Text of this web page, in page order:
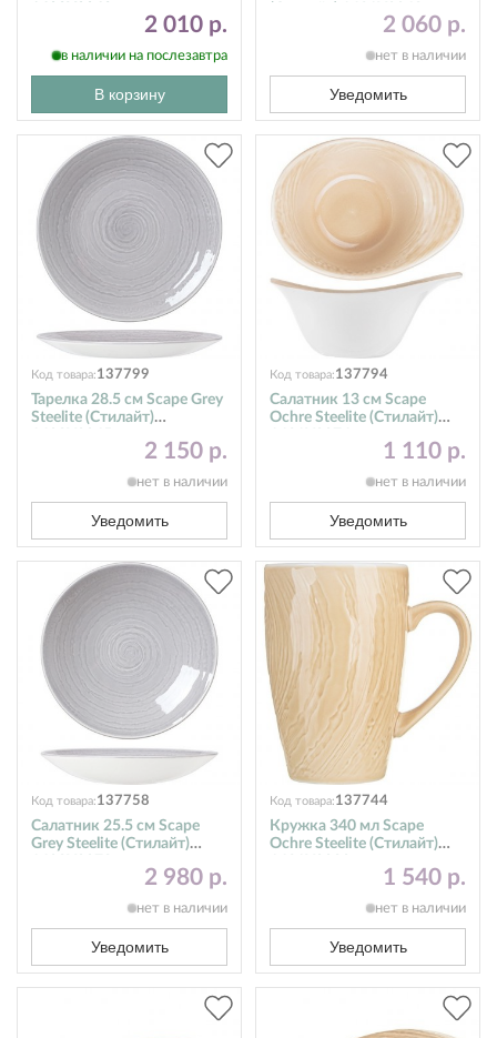
2 010 р.
в наличии на послезавтра
В корзину
2 060 р.
нет в наличии
Уведомить
Код товара:137799
Тарелка 28.5 см Scape Grey
Steelite (Стилайт)
2 150 р.
нет в наличии
Уведомить
Код товара:137794
Салатник 13 см Scape
Ochre Steelite (Стилайт)
1 110 р.
нет в наличии
Уведомить
Код товара:137758
Салатник 25.5 см Scape
Grey Steelite (Стилайт)
2 980 р.
нет в наличии
Уведомить
Код товара:137744
Кружка 340 мл Scape
Ochre Steelite (Стилайт)
1 540 р.
нет в наличии
Уведомить